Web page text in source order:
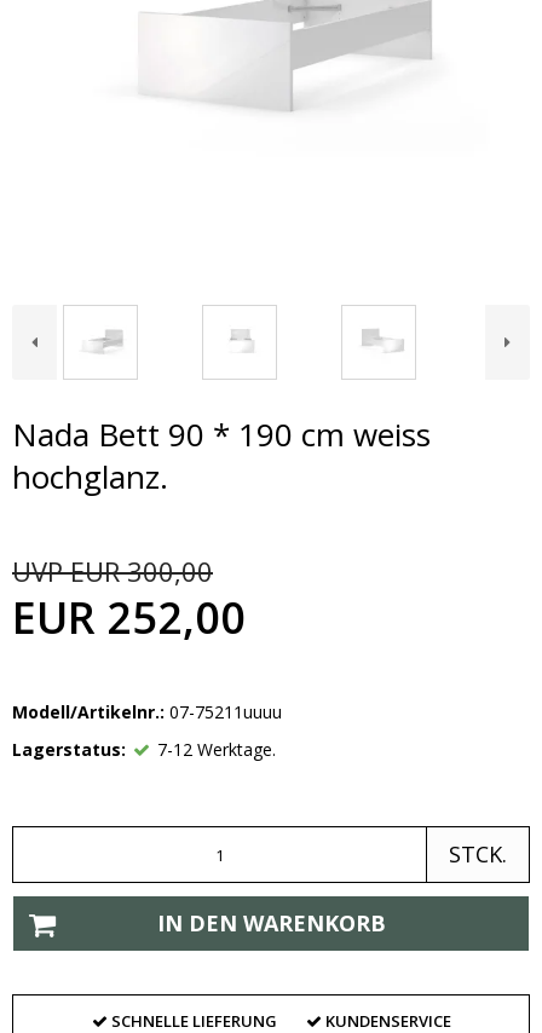
Nada Bett 90 * 190 cm weiss
hochglanz.
EUR 252,00
UVP EUR 300,00
Modell/Artikelnr.: 07-75211uuuu
Lagerstatus:
7-12 Werktage.
STCK.
IN DEN WARENKORB
SCHNELLE LIEFERUNG
KUNDENSERVICE